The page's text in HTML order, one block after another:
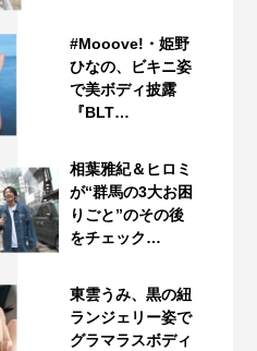
#Mooove!・姫野
ひなの、ビキニ姿
で美ボディ披露
『BLT…
相葉雅紀＆ヒロミ
が“群馬の3大お困
りごと”のその後
をチェック…
東雲うみ、黒の紐
ランジェリー姿で
グラマラスボディ